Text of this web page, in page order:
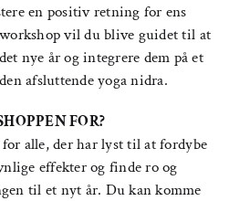
en positiv retning for ens
vil du blive guidet til at
nye år og integrere dem på et
afsluttende yoga nidra.
FOR?
alle, der har lyst til at fordybe
effekter og finde ro og
til et nyt år. Du kan komme